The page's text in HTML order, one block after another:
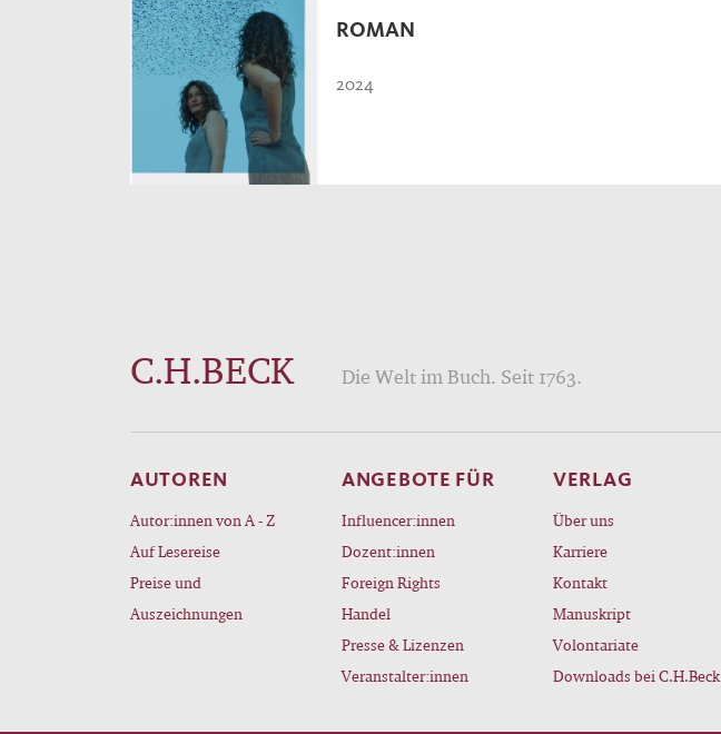
ROMAN
2024
C.H.BECK Die Welt im Buch. Seit 1763.
AUTOREN
Autor:innen von A - Z
Auf Lesereise
Preise und
Auszeichnungen
ANGEBOTE FÜR
Influencer:innen
Dozent:innen
Foreign Rights
Handel
Presse & Lizenzen
Veranstalter:innen
VERLAG
Über uns
Karriere
Kontakt
Manuskript
Volontariate
Downloads bei C.H.Beck